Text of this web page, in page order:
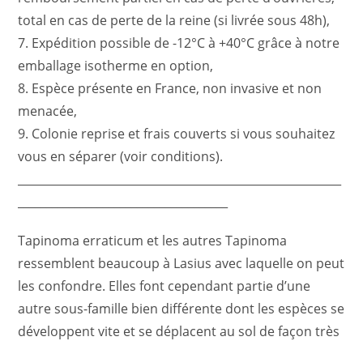
total en cas de perte de la reine (si livrée sous 48h),
7. Expédition possible de -12°C à +40°C grâce à notre
emballage isotherme en option,
8. Espèce présente en France, non invasive et non
menacée,
9. Colonie reprise et frais couverts si vous souhaitez
vous en séparer (voir conditions).
Tapinoma erraticum et les autres Tapinoma
ressemblent beaucoup à Lasius avec laquelle on peut
les confondre. Elles font cependant partie d’une
autre sous-famille bien différente dont les espèces se
développent vite et se déplacent au sol de façon très